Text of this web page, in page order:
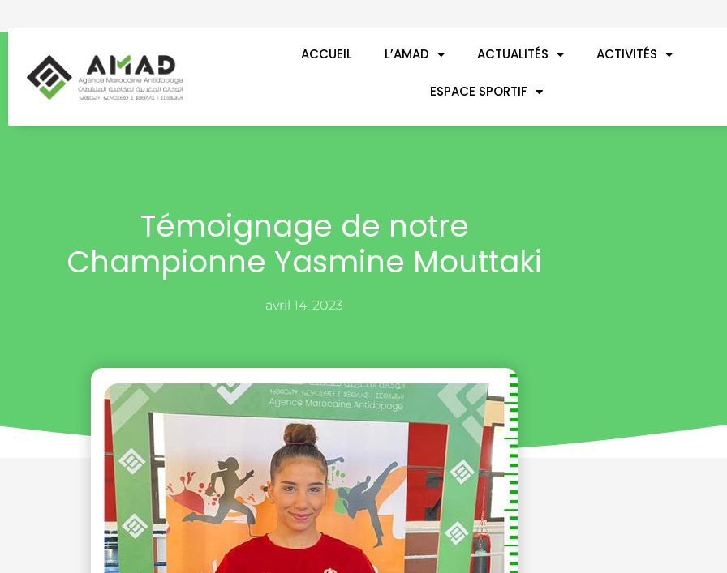
au
ACCUEIL L’AMAD ACTUALITÉS ACTIVITÉS
ESPACE SPORTIF
Témoignage de notre
Championne Yasmine Mouttaki
avril 14, 2023